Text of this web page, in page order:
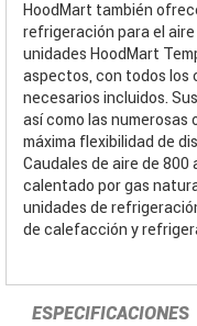
HoodMart también
refrigeración para el aire
unidades HoodMart
aspectos, con todos los
necesarios incluidos.
así como las numerosas
máxima flexibilidad de
Caudales de aire de 800
calentado por gas
unidades de
de calefacción y
ESPECIFICACIONES